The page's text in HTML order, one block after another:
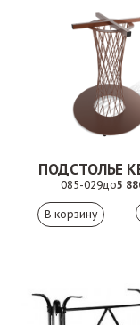
ПОДСТОЛЬЕ
085-029до5